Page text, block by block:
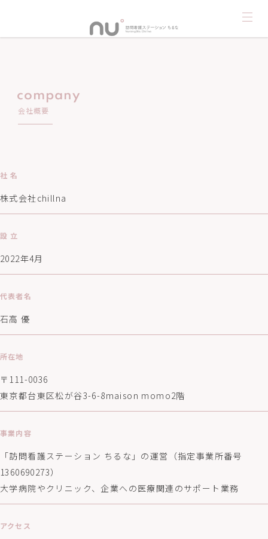
blog
recruit
company
会社概要
社 名
株式会社chillna
設 立
2022年4月
代表者名
石高 優
所在地
〒111-0036
東京都台東区松が谷3-6-8maison momo2階
事業内容
「訪問看護ステーション ちるな」の運営（指定事業所番号
1360690273）
大学病院やクリニック、企業への医療関連のサポート業務
アクセス